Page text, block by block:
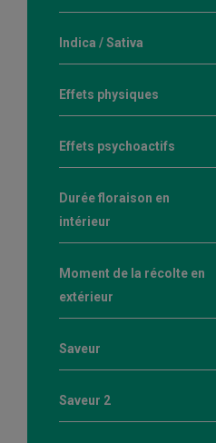
Indica / Sativa
Effets physiques
Effets psychoactifs
Durée floraison en
intérieur
Moment de la récolte en
extérieur
Saveur
Saveur 2